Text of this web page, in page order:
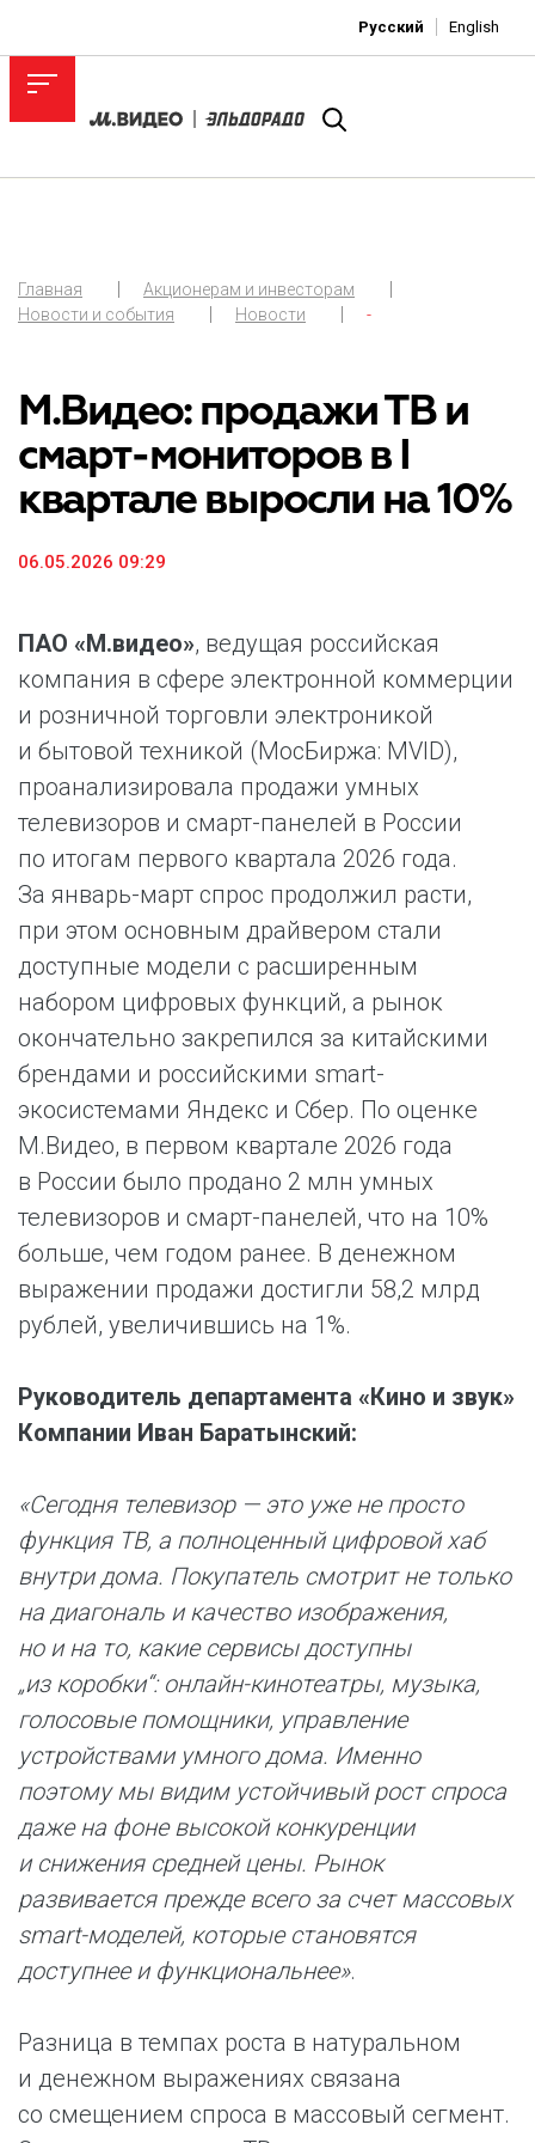
Русский English
Главная
Акционерам и инвесторам
Новости и события
Новости -
М.Видео: продажи ТВ и
смарт-мониторов в I
квартале выросли на 10%
06.05.2026 09:29
ПАО «М.видео», ведущая российская
компания в сфере электронной коммерции
и розничной торговли электроникой
и бытовой техникой (МосБиржа: MVID),
проанализировала продажи умных
телевизоров и смарт-панелей в России
по итогам первого квартала 2026 года.
За январь-март спрос продолжил расти,
при этом основным драйвером стали
доступные модели с расширенным
набором цифровых функций, а рынок
окончательно закрепился за китайскими
брендами и российскими smart-
экосистемами Яндекс и Сбер. По оценке
М.Видео, в первом квартале 2026 года
в России было продано 2 млн умных
телевизоров и смарт-панелей, что на 10%
больше, чем годом ранее. В денежном
выражении продажи достигли 58,2 млрд
рублей, увеличившись на 1%.
Руководитель департамента «Кино и звук»
Компании Иван Баратынский:
«Сегодня телевизор — это уже не просто
функция ТВ, а полноценный цифровой хаб
внутри дома. Покупатель смотрит не только
на диагональ и качество изображения,
но и на то, какие сервисы доступны
„из коробки“: онлайн-кинотеатры, музыка,
голосовые помощники, управление
устройствами умного дома. Именно
поэтому мы видим устойчивый рост спроса
даже на фоне высокой конкуренции
и снижения средней цены. Рынок
развивается прежде всего за счет массовых
smart-моделей, которые становятся
доступнее и функциональнее».
Разница в темпах роста в натуральном
и денежном выражениях связана
со смещением спроса в массовый сегмент.